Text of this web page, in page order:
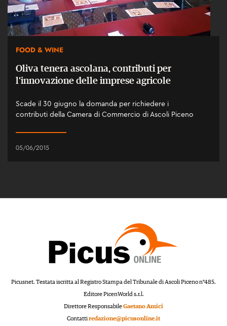
FOOD & WINE
Oliva tenera ascolana, contributi per
l’innovazione delle imprese agricole
Scade il 30 giugno la domanda per richiedere i
contributi della Camera di Commercio di Ascoli Piceno
05/06/2015
Picusnet. Testata iscritta al Registro Stampa del Tribunale di Ascoli Piceno n°485.
Editore PicenWorld s.r.l.
Direttore ResponsabileGaetano Amici
Contattiredazione@picusonline.it